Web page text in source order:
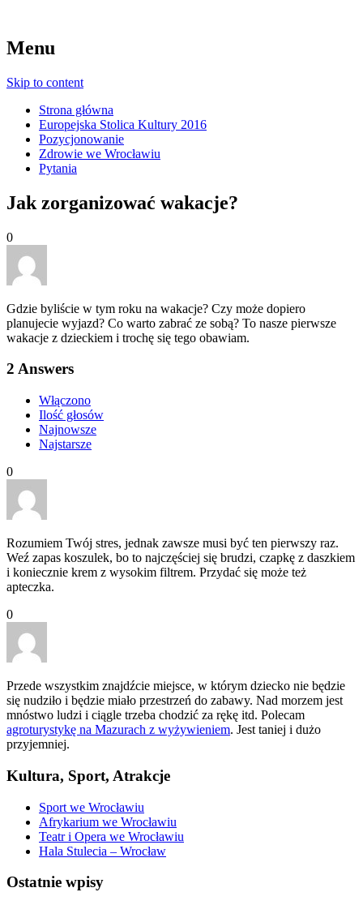
Menu
Skip to content
Strona główna
Europejska Stolica Kultury 2016
Pozycjonowanie
Zdrowie we Wrocławiu
Pytania
Jak zorganizować wakacje?
0
Gdzie byliście w tym roku na wakacje? Czy może dopiero
planujecie wyjazd? Co warto zabrać ze sobą? To nasze pierwsze
wakacje z dzieckiem i trochę się tego obawiam.
2 Answers
Włączono
Ilość głosów
Najnowsze
Najstarsze
0
Rozumiem Twój stres, jednak zawsze musi być ten pierwszy raz.
Weź zapas koszulek, bo to najczęściej się brudzi, czapkę z daszkiem
i koniecznie krem z wysokim filtrem. Przydać się może też
apteczka.
0
Przede wszystkim znajdźcie miejsce, w którym dziecko nie będzie
się nudziło i będzie miało przestrzeń do zabawy. Nad morzem jest
mnóstwo ludzi i ciągle trzeba chodzić za rękę itd. Polecam
agroturystykę na Mazurach z wyżywieniem. Jest taniej i dużo
przyjemniej.
Kultura, Sport, Atrakcje
Sport we Wrocławiu
Afrykarium we Wrocławiu
Teatr i Opera we Wrocławiu
Hala Stulecia – Wrocław
Ostatnie wpisy